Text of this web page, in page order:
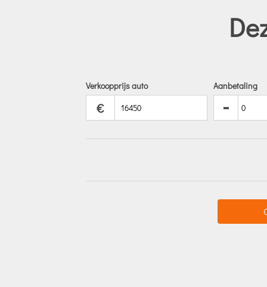
Verkoopprijs auto
€
Aanbetaling
-